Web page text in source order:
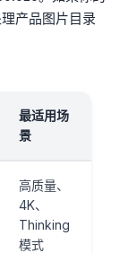
产品图片目录
最适用场
景
高质量、
4K、
Thinking
模式